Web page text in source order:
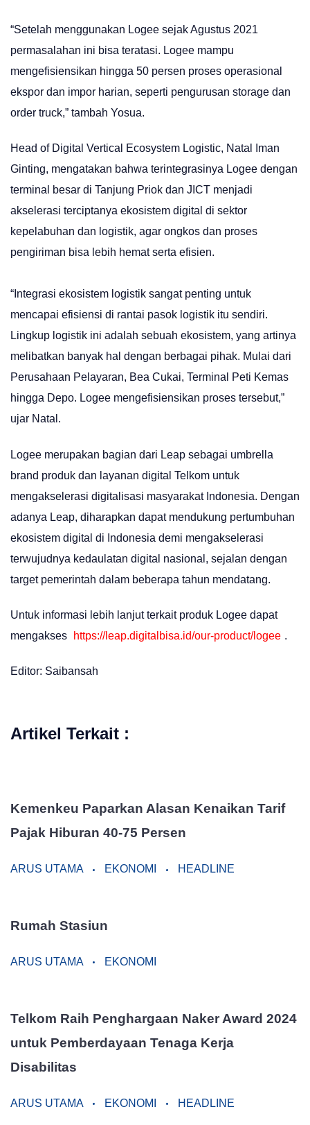
“Setelah menggunakan Logee sejak Agustus 2021
permasalahan ini bisa teratasi. Logee mampu
mengefisiensikan hingga 50 persen proses operasional
ekspor dan impor harian, seperti pengurusan storage dan
order truck,” tambah Yosua.
Head of Digital Vertical Ecosystem Logistic, Natal Iman
Ginting, mengatakan bahwa terintegrasinya Logee dengan
terminal besar di Tanjung Priok dan JICT menjadi
akselerasi terciptanya ekosistem digital di sektor
kepelabuhan dan logistik, agar ongkos dan proses
pengiriman bisa lebih hemat serta efisien.
“Integrasi ekosistem logistik sangat penting untuk
mencapai efisiensi di rantai pasok logistik itu sendiri.
Lingkup logistik ini adalah sebuah ekosistem, yang artinya
melibatkan banyak hal dengan berbagai pihak. Mulai dari
Perusahaan Pelayaran, Bea Cukai, Terminal Peti Kemas
hingga Depo. Logee mengefisiensikan proses tersebut,”
ujar Natal.
Logee merupakan bagian dari Leap sebagai umbrella
brand produk dan layanan digital Telkom untuk
mengakselerasi digitalisasi masyarakat Indonesia. Dengan
adanya Leap, diharapkan dapat mendukung pertumbuhan
ekosistem digital di Indonesia demi mengakselerasi
terwujudnya kedaulatan digital nasional, sejalan dengan
target pemerintah dalam beberapa tahun mendatang.
Untuk informasi lebih lanjut terkait produk Logee dapat
mengakses
https://leap.digitalbisa.id/our-product/logee .
Editor: Saibansah
Artikel Terkait :
Kemenkeu Paparkan Alasan Kenaikan Tarif
Pajak Hiburan 40-75 Persen
ARUS UTAMA EKONOMI HEADLINE
Rumah Stasiun
ARUS UTAMA EKONOMI
Telkom Raih Penghargaan Naker Award 2024
untuk Pemberdayaan Tenaga Kerja
Disabilitas
ARUS UTAMA EKONOMI HEADLINE